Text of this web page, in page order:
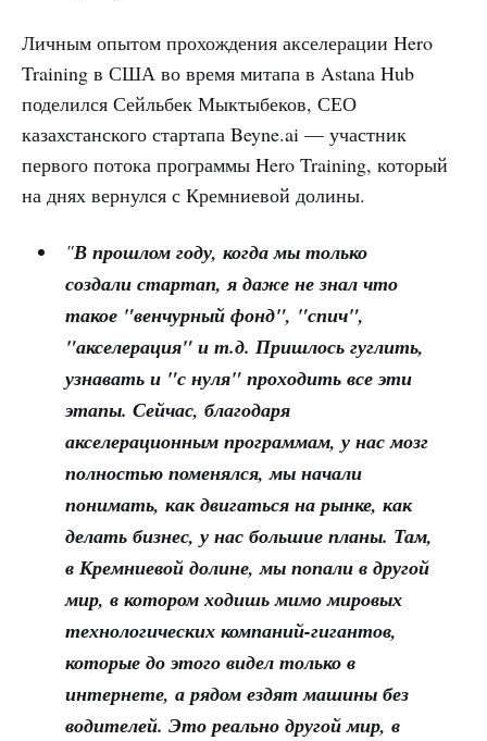
Личным опытом прохождения акселерации Hero
Training в США во время митапа в Astana Hub
поделился Сейльбек Мыктыбеков, СЕО
казахстанского стартапа Beyne.ai — участник
первого потока программы Hero Training, который
на днях вернулся с Кремниевой долины.
"В прошлом году, когда мы только
создали стартап, я даже не знал что
такое "венчурный фонд", "спич",
"акселерация" и т.д. Пришлось гуглить,
узнавать и "с нуля" проходить все эти
этапы. Сейчас, благодаря
акселерационным программам, у нас мозг
полностью поменялся, мы начали
понимать, как двигаться на рынке, как
делать бизнес, у нас большие планы. Там,
в Кремниевой долине, мы попали в другой
мир, в котором ходишь мимо мировых
технологических компаний-гигантов,
которые до этого видел только в
интернете, а рядом ездят машины без
водителей. Это реально другой мир, в